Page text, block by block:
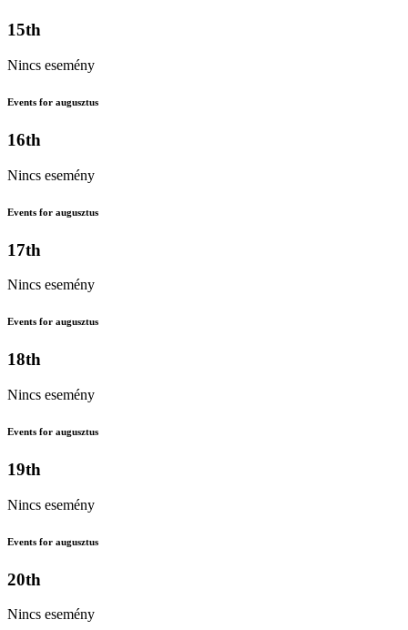
15th
Nincs esemény
Events for augusztus
16th
Nincs esemény
Events for augusztus
17th
Nincs esemény
Events for augusztus
18th
Nincs esemény
Events for augusztus
19th
Nincs esemény
Events for augusztus
20th
Nincs esemény